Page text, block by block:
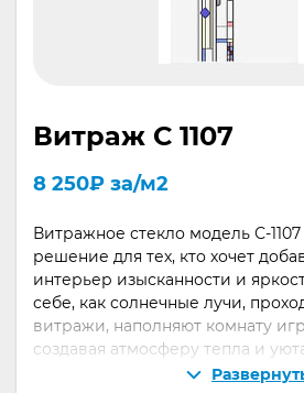
Витраж С 1107
8 250₽ за/м2
Витражное стекло модель С-
решение для тех, кто хочет
интерьер изысканности и
себе, как солнечные лучи,
витражи, наполняют комнату
создавая атмосферу тепла и
просто стекло, это искусство,